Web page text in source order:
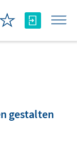
gestalten